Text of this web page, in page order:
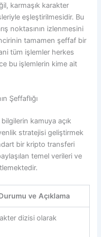
karmaşık karakter
eşleştirilmesidir. Bu
noktasının izlenmesini
tamamen şeffaf bir
tüm işlemler herkes
bu işlemlerin kime ait
Şeffaflığı
kamuya açık
stratejisi geliştirmek
bir kripto transferi
temel verileri ve
ve Açıklama
dizisi olarak